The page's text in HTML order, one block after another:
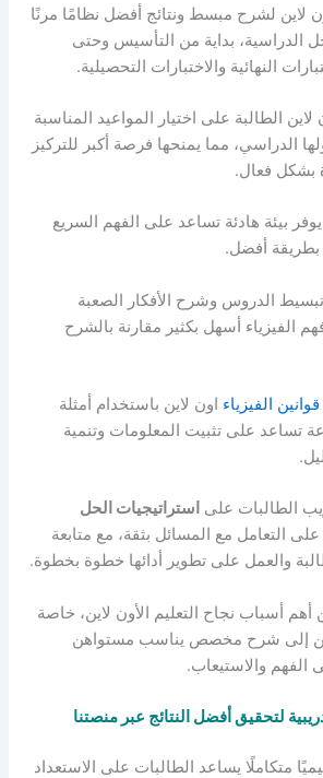
لاين لشرح مبسط ونتائج أفضل نظامًا مرنًا
الدراسية، بداية من التأسيس وحتى
النهائية والاختبارات التحصيلية.
الطالبة على اختيار المواعيد المناسبة
الدراسي، مما يمنحها فرصة أكبر للتركيز
بشكل فعال.
بيئة هادئة تساعد على الفهم السريع
بطريقة أفضل.
الدروس وشرح الأفكار الصعبة
الفيزياء أسهل بكثير مقارنة بالشرح
الفيزياء اون لاين باستخدام أمثلة
تساعد على تثبيت المعلومات وتنمية
الطالبات على استراتيجيات الحل
التعامل مع المسائل بثقة، مع متابعة
والعمل على تطوير أدائها خطوة بخطوة.
أهم أسباب نجاح التعليم الأون لاين، خاصة
إلى شرح مخصص يناسب مستواهن
الفهم والاستيعاب.
لتحقيق أفضل النتائج عبر منصتنا
متكاملًا يساعد الطالبات على الاستعداد